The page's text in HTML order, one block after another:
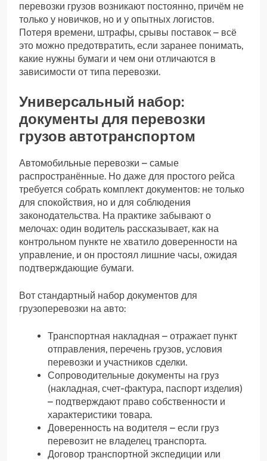
перевозки грузов возникают постоянно, причём не
только у новичков, но и у опытных логистов.
Потеря времени, штрафы, срывы поставок – всё
это можно предотвратить, если заранее понимать,
какие нужны бумаги и чем они отличаются в
зависимости от типа перевозки.
Универсальный набор:
документы для перевозки
грузов автотранспортом
Автомобильные перевозки – самые
распространённые. Но даже для простого рейса
требуется собрать комплект документов: не только
для спокойствия, но и для соблюдения
законодательства. На практике забывают о
мелочах: один водитель рассказывает, как на
контрольном пункте не хватило доверенности на
управление, и он простоял лишние часы, ожидая
подтверждающие бумаги.
Вот стандартный набор документов для
грузоперевозки на авто:
Транспортная накладная – отражает пункт
отправления, перечень грузов, условия
перевозки и участников сделки.
Сопроводительные документы на груз
(накладная, счет-фактура, паспорт изделия)
– подтверждают право собственности и
характеристики товара.
Доверенность на водителя – если груз
перевозит не владелец транспорта.
Договор транспортной экспедиции или